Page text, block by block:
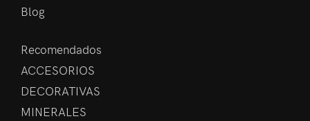
Blog
Recomendados
ACCESORIOS
DECORATIVAS
MINERALES